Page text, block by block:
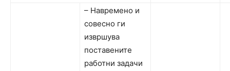
– Навремено и
совесно ги
извршува
поставените
работни задачи